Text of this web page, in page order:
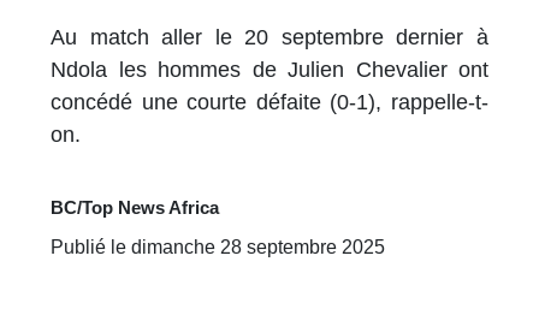
Au match aller le 20 septembre dernier à
Ndola les hommes de Julien Chevalier ont
concédé une courte défaite (0-1), rappelle-t-
on.
BC/Top News Africa
Publié le dimanche 28 septembre 2025